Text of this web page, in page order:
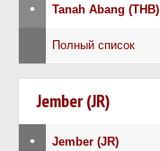
• Tanah Abang (THB)
Полный список
Jember (JR)
• Jember (JR)